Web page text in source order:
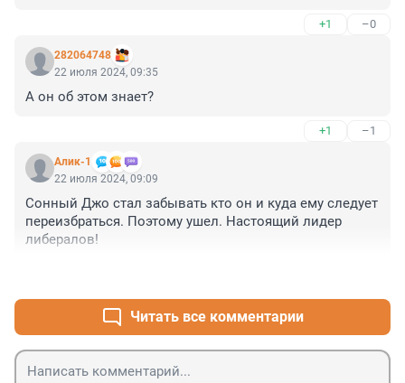
+1 –0
282064748
22 июля 2024, 09:35
А он об этом знает?
+1 –1
Алик-1
22 июля 2024, 09:09
Сонный Джо стал забывать кто он и куда ему следует
переизбраться. Поэтому ушел. Настоящий лидер
либералов!
Читать все комментарии